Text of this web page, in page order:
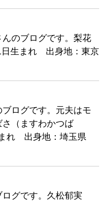
のブログです。梨花
日生まれ 出身地：東京
ログです。元夫はモ
（ますわかつば
まれ 出身地：埼玉県
グです。久松郁実